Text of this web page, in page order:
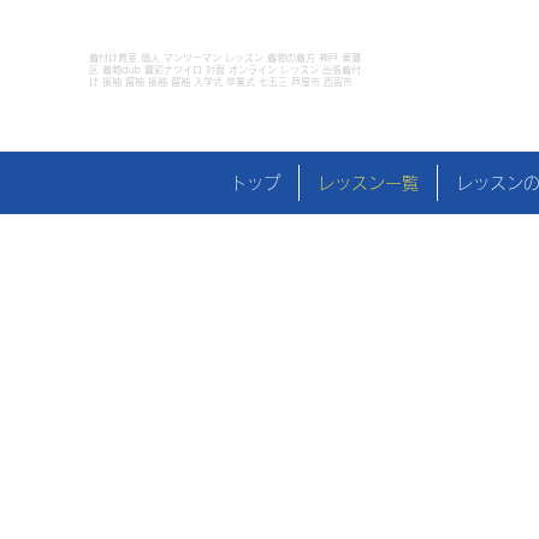
着付け教室 個人 マンツーマン レッスン 着物の着方 神戸 東灘
区 着物club 夏彩ナツイロ 対面 オンライン レッスン 出張着付
け 振袖 留袖 振袖 留袖 入学式 卒業式 七五三 芦屋市 西宮市
トップ レッスン一覧 レッスン